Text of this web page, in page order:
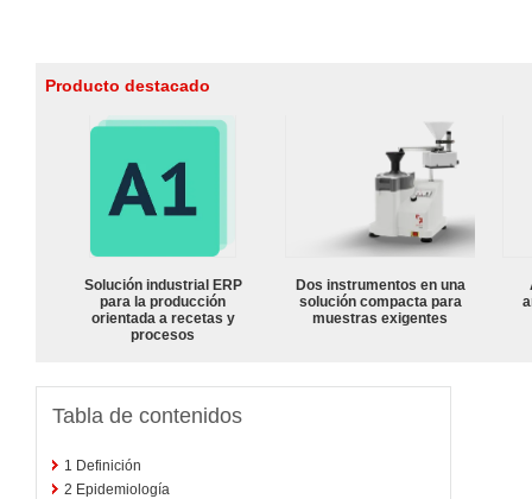
Producto destacado
Solución industrial ERP
para la producción
orientada a recetas y
procesos
Dos instrumentos en una
solución compacta para
muestras exigentes
Tabla de contenidos
1 Definición
2 Epidemiología